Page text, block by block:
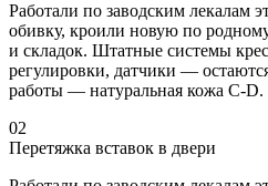
Работали по заводским лекалам
обивку, кроили новую по
и складок. Штатные системы
регулировки, датчики —
работы — натуральная кожа C-D.
02
Перетяжка вставок в двери